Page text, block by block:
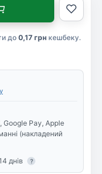
до 0,17 грн кешбеку.
Google Pay, Apple
(накладений
днів
?